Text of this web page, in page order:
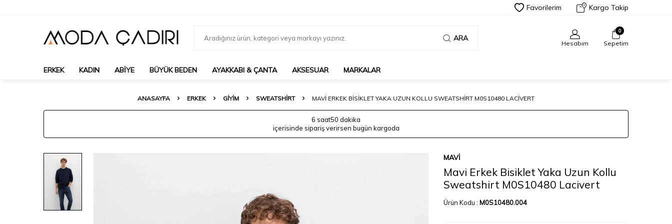
Favorilerim Kargo Takip
ARA
Hesabım
0
Sepetim
ERKEK KADIN ABIYE BÜYÜK BEDEN AYAKKABI & ÇANTA AKSESUAR MARKALAR
ANASAYFA ERKEK GIYIM SWEATSHIRT MAVI ERKEK BISIKLET YAKA UZUN KOLLU SWEATSHIRT M0S10480 LACIVERT
6 saat50 dakika
içerisinde sipariş verirsen bugün kargoda
MAVI
Mavi Erkek Bisiklet Yaka Uzun Kollu
Sweatshirt M0S10480 Lacivert
Ürün Kodu : M0S10480.004